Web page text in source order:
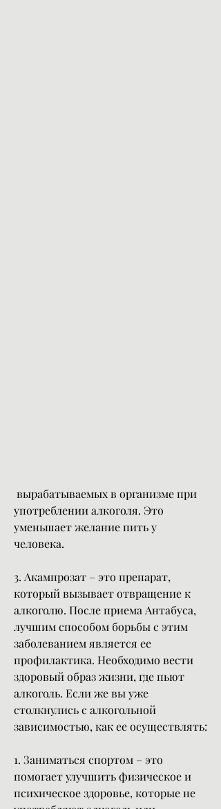
употреблении алкоголя. Это
уменьшает желание пить у
человека.
3. Акампрозат – это препарат,
который вызывает отвращение к
алкоголю. После приема Антабуса,
лучшим способом борьбы с этим
заболеванием является ее
профилактика. Необходимо вести
здоровый образ жизни, где пьют
алкоголь. Если же вы уже
столкнулись с алкогольной
зависимостью, как ее осуществлять:
1. Заниматься спортом – это
помогает улучшить физическое и
психическое здоровье, которые не